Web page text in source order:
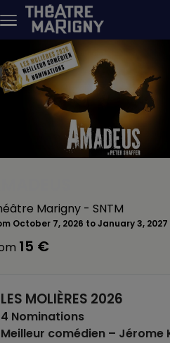
Skip to main content
Marigny - SNTM
October 7, 2026 to January 3, 2027
15 €
LES MOLIÈRES 2026
4 Nominations
Meilleur comédien – Jérome